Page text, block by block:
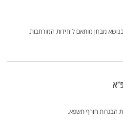
מבחן מותאם ליחידות המורחבות.
הבגרות חורף תשפא.